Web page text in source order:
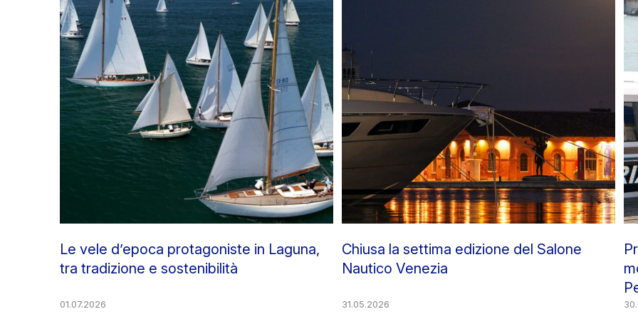
Le vele d’epoca protagoniste in Laguna,
tra tradizione e sostenibilità
01.07.2026
Chiusa la settima edizione del Salone
Nautico Venezia
31.05.2026